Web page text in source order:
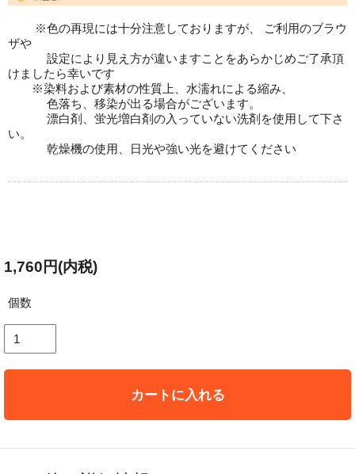
※色の再現には十分注意しておりますが、 ご利用のブラウ
ザや
設定により見え方が違いますことをあらかじめご了承頂
けましたら幸いです
※染料および素材の性質上、水濡れによる縮み、
色落ち、移染が出る場合がございます。
漂白剤、蛍光増白剤の入っていない洗剤を使用して下さ
い。
乾燥機の使用、日光や強い光を避けてください
1,760円(内税)
個数
カートに入れる